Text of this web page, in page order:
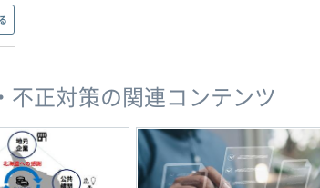
正対策の関連コンテンツ